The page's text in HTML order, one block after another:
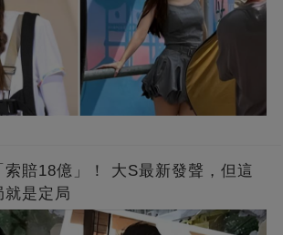
賠18億」！ 大S最新發聲，但這
就是定局